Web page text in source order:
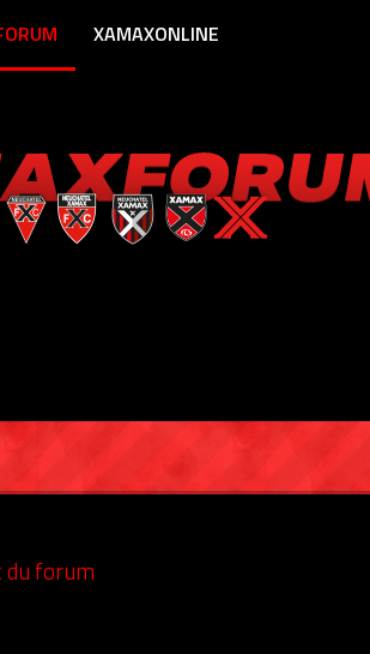
XAMAXONLINE
du forum